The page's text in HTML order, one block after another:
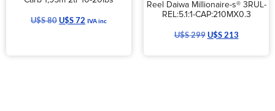
U$S80U$S72 IVA inc
Reel Daiwa Millionaire-s® 3RUL-
REL:5.1:1-CAP:210MX0.3
U$S299 U$S213